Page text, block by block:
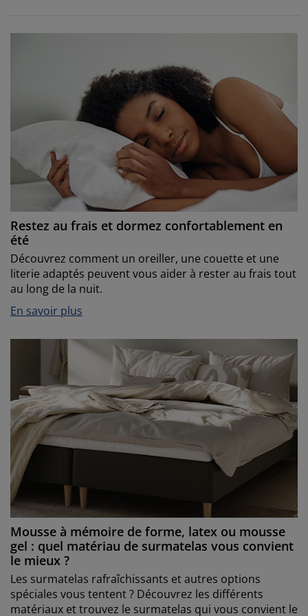
Restez au frais et dormez confortablement en
été
Découvrez comment un oreiller, une couette et une
literie adaptés peuvent vous aider à rester au frais tout
au long de la nuit.
En savoir plus
Mousse à mémoire de forme, latex ou mousse
gel : quel matériau de surmatelas vous convient
le mieux ?
Les surmatelas rafraîchissants et autres options
spéciales vous tentent ? Découvrez les différents
matériaux et trouvez le surmatelas qui vous convient le